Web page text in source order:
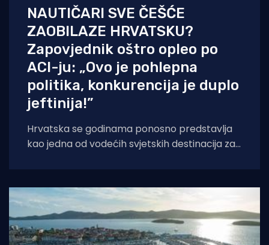
NAUTIČARI SVE ČEŠĆE
ZAOBILAZE HRVATSKU?
Zapovjednik oštro opleo po
ACI-ju: „Ovo je pohlepna
politika, konkurencija je duplo
jeftinija!”
Hrvatska se godinama ponosno predstavlja
kao jedna od vodećih svjetskih destinacija za